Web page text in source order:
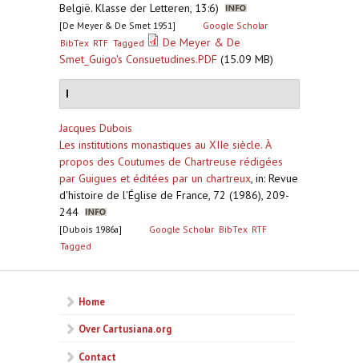
België. Klasse der Letteren, 13:6)
[De Meyer & De Smet 1951]
Google Scholar
BibTex RTF Tagged
De Meyer & De
Smet_Guigo's Consuetudines.PDF (15.09 MB)
I
Jacques Dubois
Les institutions monastiques au XIIe siècle. À
propos des Coutumes de Chartreuse rédigées
par Guigues et éditées par un chartreux, in: Revue
d'histoire de l'Église de France, 72 (1986), 209-
244
[Dubois 1986a] Google Scholar BibTex RTF
Tagged
Home
Over Cartusiana.org
Contact